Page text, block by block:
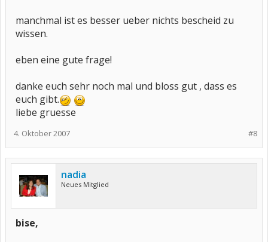
manchmal ist es besser ueber nichts bescheid zu
wissen.
eben eine gute frage!
danke euch sehr noch mal und bloss gut , dass es
euch gibt.
liebe gruesse
#8
4. Oktober 2007
nadia
Neues Mitglied
bise,